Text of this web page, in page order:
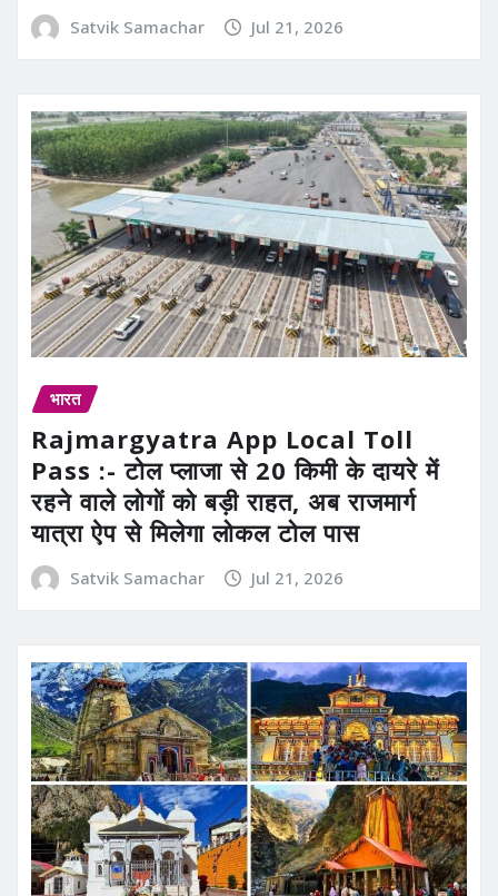
Satvik Samachar Jul 21, 2026
भारत
Rajmargyatra App Local Toll
Pass :- टोल प्लाजा से 20 किमी के दायरे में
रहने वाले लोगों को बड़ी राहत, अब राजमार्ग
यात्रा ऐप से मिलेगा लोकल टोल पास
Satvik Samachar Jul 21, 2026